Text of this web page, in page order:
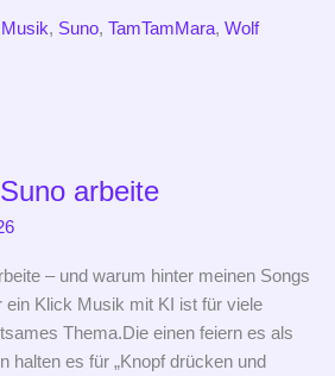
Musik, Suno, TamTamMara, Wolf
arbeite
– und warum hinter meinen Songs
ein Klick Musik mit KI ist für viele
Thema.Die einen feiern es als
halten es für „Knopf drücken und